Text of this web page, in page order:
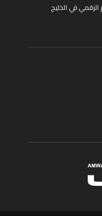
الرقمي في الخليج